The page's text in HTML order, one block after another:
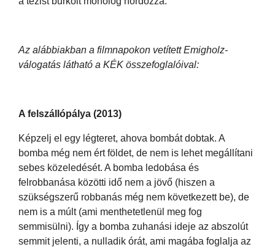
Az alábbiakban a filmnapokon vetített Emigholz-
válogatás látható a KÉK összefoglalóival:
A felszállópálya (2013)
Képzelj el egy légteret, ahova bombát dobtak. A
bomba még nem ért földet, de nem is lehet megállítani
sebes közeledését. A bomba ledobása és
felrobbanása közötti idő nem a jövő (hiszen a
szükségszerű robbanás még nem következett be), de
nem is a múlt (ami menthetetlenül meg fog
semmisülni). Így a bomba zuhanási ideje az abszolút
semmit jelenti, a nulladik órát, ami magába foglalja az